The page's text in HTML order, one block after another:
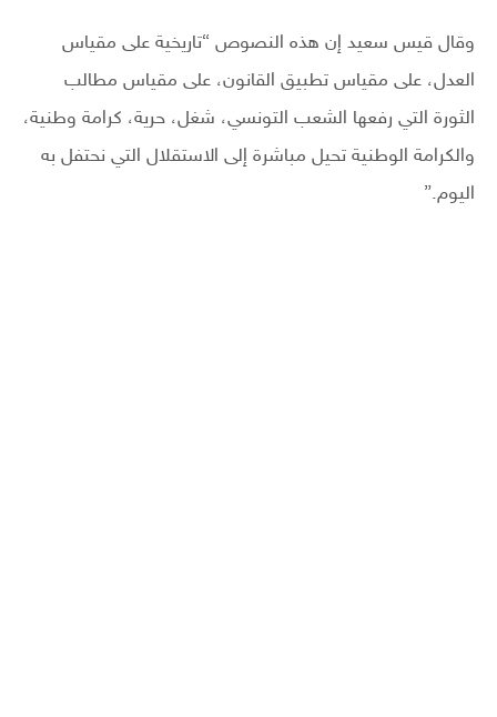
وقال قيس سعيد إن هذه النصوص “تاريخية على مقياس
العدل، على مقياس تطبيق القانون، على مقياس مطالب
الثورة التي رفعها الشعب التونسي، شغل، حرية، كرامة وطنية،
والكرامة الوطنية تحيل مباشرة إلى الاستقلال التي نحتفل به
اليوم.”